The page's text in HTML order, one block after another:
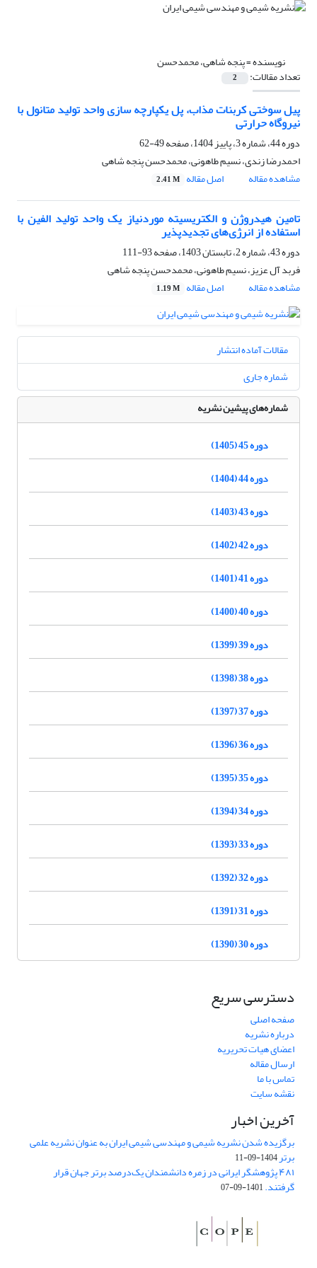
نویسنده =پنجه شاهی، محمدحسن
تعداد مقالات: 2
پیل سوختی کربنات مذاب، پل یکپارچه ‏سازی واحد تولید متانول با
نیروگاه حرارتی
دوره 44، شماره 3، پاییز 1404، صفحه
49-62
احمدرضا زندی، نسیم طاهونی، محمدحسن پنجه شاهی
مشاهده مقاله
اصل مقاله 2.41 M
تامین هیدروژن و الکتریسیته موردنیاز یک واحد تولید الفین با
استفاده از انرژی‌های تجدیدپذیر
دوره 43، شماره 2، تابستان 1403، صفحه
93-111
فربد آل عزیز، نسیم طاهونی، محمدحسن پنجه شاهی
مشاهده مقاله
اصل مقاله 1.19 M
مقالات آماده انتشار
شماره جاری
شماره‌های پیشین نشریه
دوره 45 (1405)
دوره 44 (1404)
دوره 43 (1403)
دوره 42 (1402)
دوره 41 (1401)
دوره 40 (1400)
دوره 39 (1399)
دوره 38 (1398)
دوره 37 (1397)
دوره 36 (1396)
دوره 35 (1395)
دوره 34 (1394)
دوره 33 (1393)
دوره 32 (1392)
دوره 31 (1391)
دوره 30 (1390)
دسترسی سریع
صفحه اصلی
درباره نشریه
اعضای هیات تحریریه
ارسال مقاله
تماس با ما
نقشه سایت
آخرین اخبار
برگزیده شدن نشریه شیمی و مهندسی شیمی ایران به عنوان نشریه علمی
برتر1404-09-11
۴۸۱ پژوهشگر ایرانی در زمره دانشمندان یک‌درصد برتر جهان قرار
گرفتند.1401-09-07